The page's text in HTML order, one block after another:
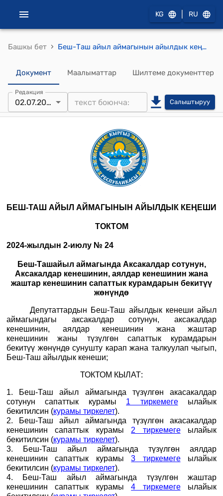
KG RU
Башкы бет › Беш-Таш айыл аймагынын айылдык кеңешинин 2024-жылдын 2-июлундагы № 24 "Беш-Ташайыл аймагында Аксакалдар сотунун, Аксакалдар кенешинин, аялдар кенешинин жана жаштар кенешинин сапаттык курамдарын бекитүү жөнүндө" токтому
Документ Маалыматтар Шилтеме документтер
Редакция
02.07.2024 Салыштыруу